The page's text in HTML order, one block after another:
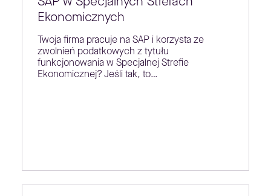
Ekonomicznych
Twoja firma pracuje na SAP i korzysta ze
zwolnień podatkowych z tytułu
funkcjonowania w Specjalnej Strefie
Ekonomicznej? Jeśli tak, to…